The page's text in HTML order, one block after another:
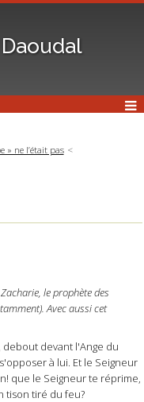
» ne l’était pas
le prophète des
Avec aussi cet
debout devant l'Ange du
à lui. Et le Seigneur
que le Seigneur te réprime,
tison tiré du feu?